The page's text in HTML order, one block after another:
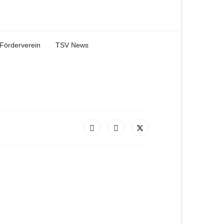
TSV News